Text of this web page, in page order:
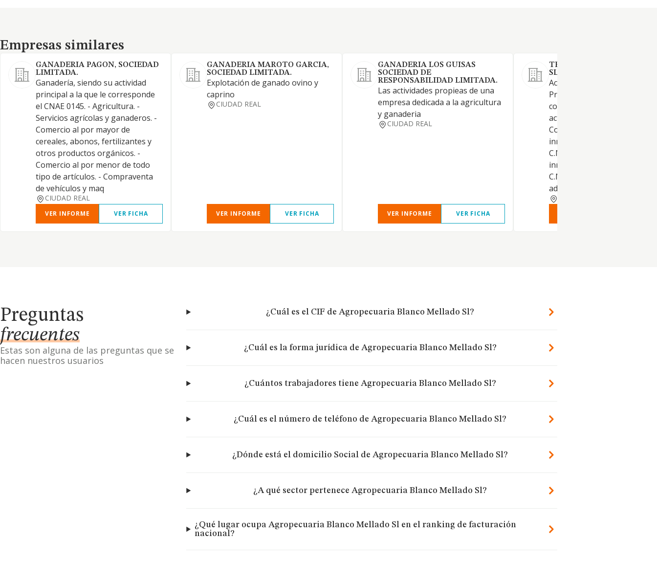
Empresas similares
Empresas similares
GANADERIA PAGON, SOCIEDAD
LIMITADA.
Ganadería, siendo su actividad
principal a la que le corresponde
el CNAE 0145. - Agricultura. -
Servicios agrícolas y ganaderos. -
Comercio al por mayor de
cereales, abonos, fertilizantes y
otros productos orgánicos. -
Comercio al por menor de todo
tipo de artículos. - Compraventa
de vehículos y maq
CIUDAD REAL
VER INFORME VER FICHA
GANADERIA MAROTO GARCIA,
SOCIEDAD LIMITADA.
Explotación de ganado ovino y
caprino
CIUDAD REAL
VER INFORME VER FICHA
GANADERIA LOS GUISAS
SOCIEDAD DE
RESPONSABILIDAD LIMITADA.
Las actividades propieas de una
empresa dedicada a la agricultura
y ganaderia
CIUDAD REAL
VER INFORME VER FICHA
TRACTORES Y
SL
Actividad principal: C.N.A.E.
Producción agrícola
con la producción ganadera.
actividades: C.N.A.E. 68.10
Compraventa de bienes
inmobiliarios por cuenta
C.N.A.E. 88.20 Alquiler de
inmobiliarios por cuenta
C.N.A.E. 68.32 Gestión y
administración de la prop.
Preguntas
frecuentes
Estas son alguna de las preguntas que se
hacen nuestros usuarios
¿Cuál es el CIF de Agropecuaria Blanco Mellado Sl?
¿Cuál es la forma jurídica de Agropecuaria Blanco Mellado Sl?
¿Cuántos trabajadores tiene Agropecuaria Blanco Mellado Sl?
¿Cuál es el número de teléfono de Agropecuaria Blanco Mellado Sl?
¿Dónde está el domicilio Social de Agropecuaria Blanco Mellado Sl?
¿A qué sector pertenece Agropecuaria Blanco Mellado Sl?
¿Qué lugar ocupa Agropecuaria Blanco Mellado Sl en el ranking de facturación
nacional?